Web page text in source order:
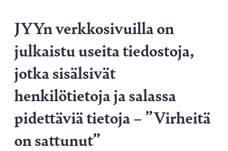
JYYn verkkosivuilla on
julkaistu useita tiedostoja,
jotka sisälsivät
henkilötietoja ja salassa
pidettäviä tietoja – ”Virheitä
on sattunut”